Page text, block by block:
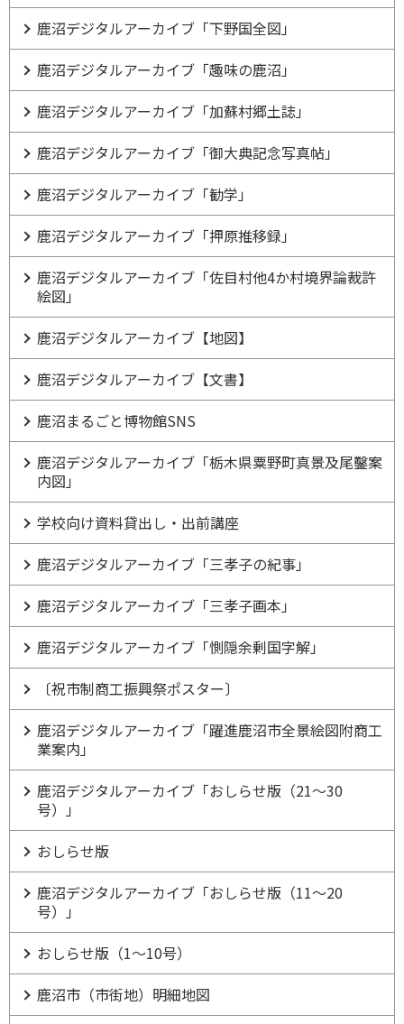
鹿沼デジタルアーカイブ「下野国全図」
鹿沼デジタルアーカイブ「趣味の鹿沼」
鹿沼デジタルアーカイブ「加蘇村郷土誌」
鹿沼デジタルアーカイブ「御大典記念写真帖」
鹿沼デジタルアーカイブ「勧学」
鹿沼デジタルアーカイブ「押原推移録」
鹿沼デジタルアーカイブ「佐目村他4か村境界論裁許
絵図」
鹿沼デジタルアーカイブ【地図】
鹿沼デジタルアーカイブ【文書】
鹿沼まるごと博物館SNS
鹿沼デジタルアーカイブ「栃木県粟野町真景及尾鑿案
内図」
学校向け資料貸出し・出前講座
鹿沼デジタルアーカイブ「三孝子の紀事」
鹿沼デジタルアーカイブ「三孝子画本」
鹿沼デジタルアーカイブ「惻隠余剰国字解」
〔祝市制商工振興祭ポスター〕
鹿沼デジタルアーカイブ「躍進鹿沼市全景絵図附商工
業案内」
鹿沼デジタルアーカイブ「おしらせ版（21～30
号）」
おしらせ版
鹿沼デジタルアーカイブ「おしらせ版（11～20
号）」
おしらせ版（1～10号）
鹿沼市（市街地）明細地図